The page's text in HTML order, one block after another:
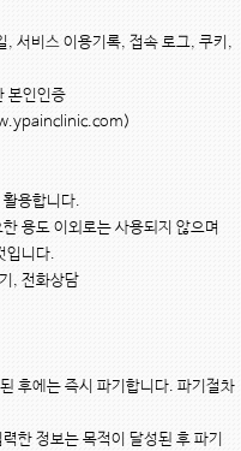
서비스 이용기록, 접속 로그, 쿠키,
본인인증
용합니다.
용도 이외로는 사용되지 않으며
입니다.
, 전화상담
후에는 즉시 파기합니다. 파기절차
한 정보는 목적이 달성된 후 파기